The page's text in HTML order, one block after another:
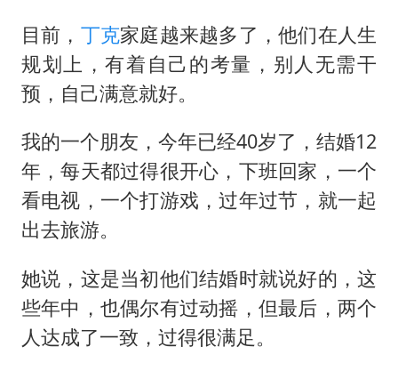
目前， 丁克家庭越来越多了，他们在人生
规划上，有着自己的考量，别人无需干
预，自己满意就好。
我的一个朋友，今年已经40岁了，结婚12
年，每天都过得很开心，下班回家，一个
看电视，一个打游戏，过年过节，就一起
出去旅游。
她说，这是当初他们结婚时就说好的，这
些年中，也偶尔有过动摇，但最后，两个
人达成了一致，过得很满足。